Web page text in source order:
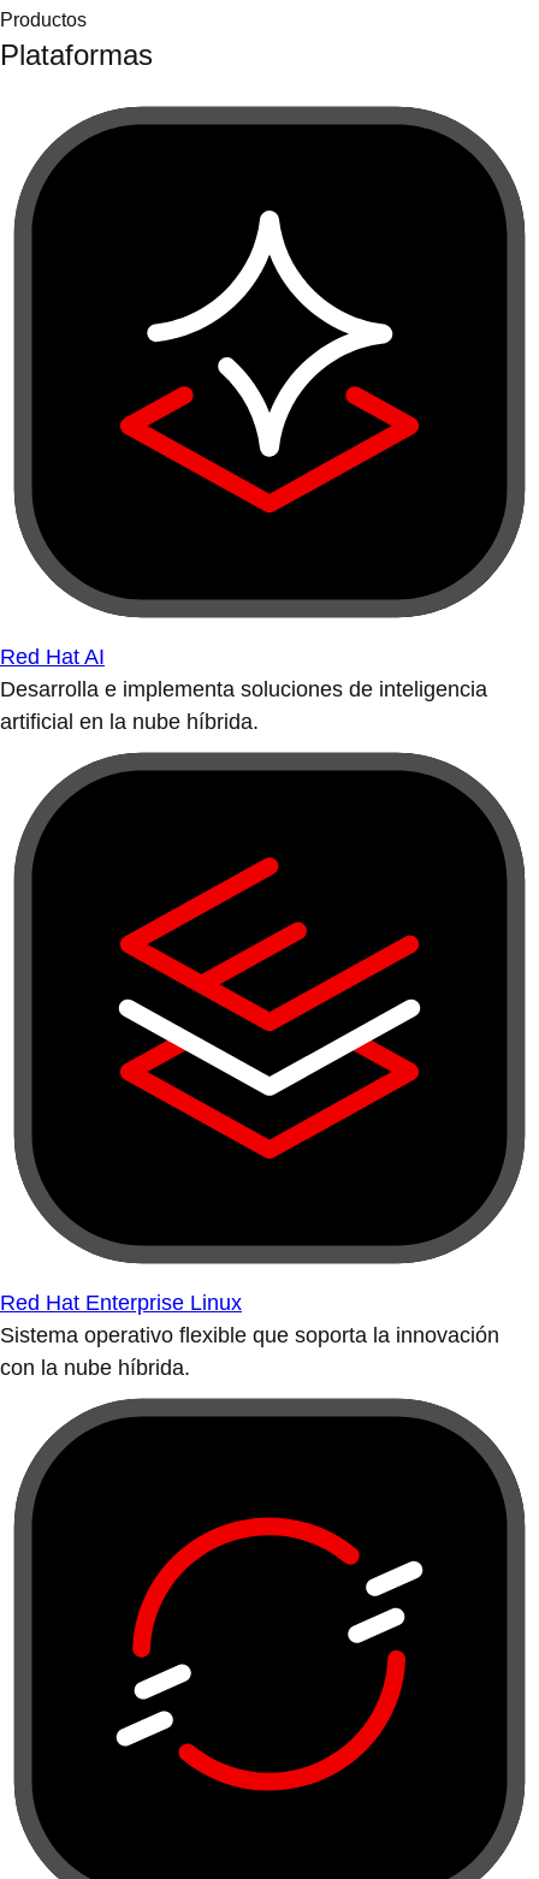
Productos
Plataformas
Red Hat AI
Desarrolla e implementa soluciones de inteligencia
artificial en la nube híbrida.
Red Hat Enterprise Linux
Sistema operativo flexible que soporta la innovación
con la nube híbrida.